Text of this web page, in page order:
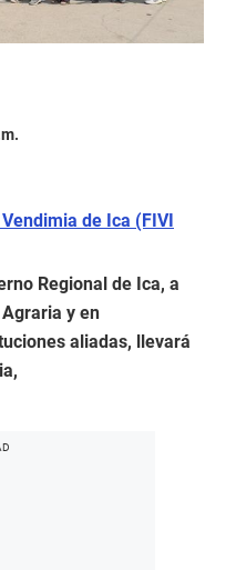
de Ica (FIVI
Regional de Ica, a
y en
aliadas, llevará